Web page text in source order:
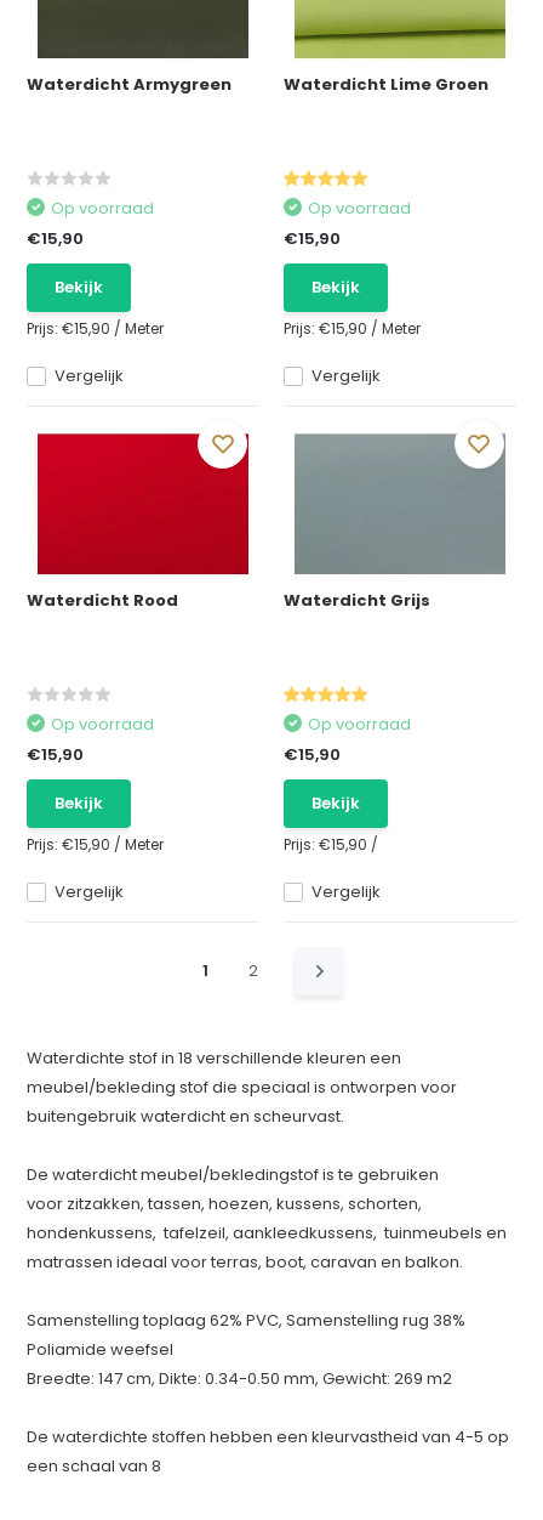
Waterdicht Armygreen
Vergelijk
Op voorraad
€15,90
Bekijk
Prijs:€15,90 /Meter
Waterdicht Lime Groen
Vergelijk
Op voorraad
€15,90
Bekijk
Prijs: €15,90 / Meter
Waterdicht Rood
Vergelijk
Op voorraad
€15,90
Bekijk
Prijs:€15,90 /Meter
Waterdicht Grijs
Vergelijk
Op voorraad
€15,90
Bekijk
Prijs: €15,90 /
1 2
Waterdichte stof in 18 verschillende kleuren een
meubel/bekleding stof die speciaal is ontworpen voor
buitengebruik waterdicht en scheurvast.
De waterdicht meubel/bekledingstof is te gebruiken
voor zitzakken, tassen, hoezen, kussens, schorten,
hondenkussens, tafelzeil, aankleedkussens, tuinmeubels en
matrassen ideaal voor terras, boot, caravan en balkon.
Samenstelling toplaag 62% PVC, Samenstelling rug 38%
Poliamide weefsel
Breedte: 147 cm, Dikte: 0.34-0.50 mm, Gewicht: 269 m2
De waterdichte stoffen hebben een kleurvastheid van 4-5 op
een schaal van 8